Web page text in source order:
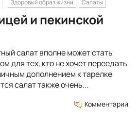
Здоровый образ жизни Салаты
и пекинской
салат вполне может стать
для тех, кто не хочет переедать
дополнением к тарелке
салат также очень...
Комментарий